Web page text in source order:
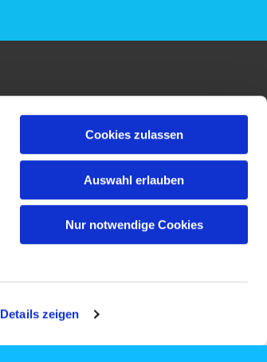
Details zeigen
Cookies zulassen
Auswahl erlauben
Nur notwendige Cookies